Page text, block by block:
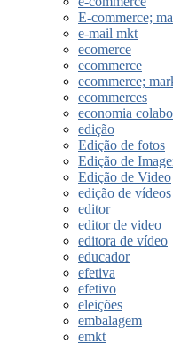
E-commerce;
e-mail mkt
ecomerce
ecommerce
ecommerce;
ecommerces
economia
edição
Edição de fotos
Edição de
Edição de Video
edição de vídeos
editor
editor de video
editora de vídeo
educador
efetiva
efetivo
eleições
embalagem
emkt